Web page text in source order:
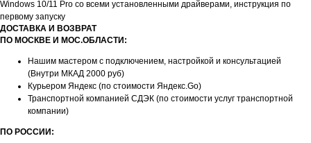
Windows 10/11 Pro со всеми установленными драйверами, инструкция по
первому запуску
ДОСТАВКА И ВОЗВРАТ
ПО МОСКВЕ И МОС.ОБЛАСТИ:
Нашим мастером с подключением, настройкой и консультацией
(Внутри МКАД 2000 руб)
Курьером Яндекс (по стоимости Яндекс.Go)
Транспортной компанией СДЭК (по стоимости услуг транспортной
компании)
ПО РОССИИ: